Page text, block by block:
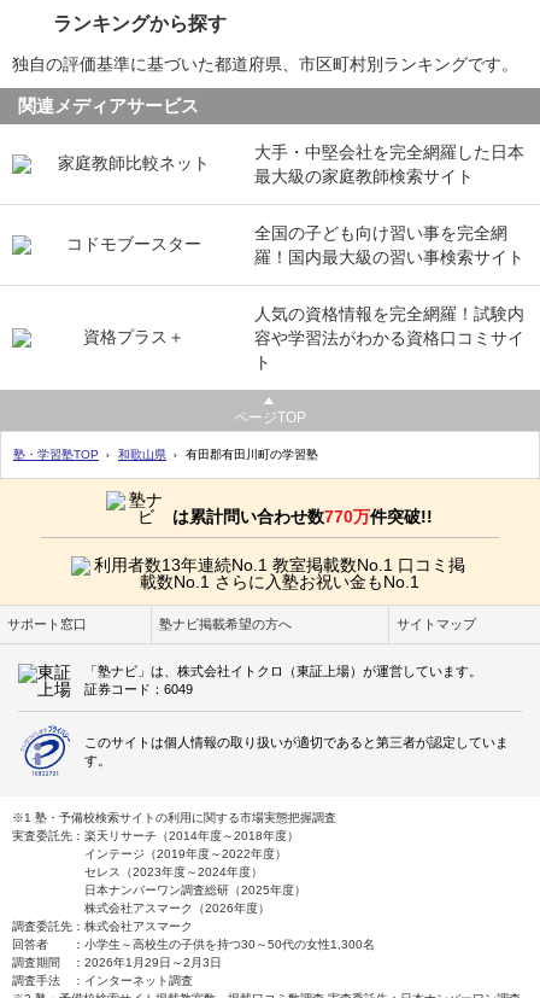
ランキングから探す
独自の評価基準に基づいた都道府県、市区町村別ランキングです。
関連メディアサービス
大手・中堅会社を完全網羅した日本
最大級の家庭教師検索サイト
全国の子ども向け習い事を完全網
羅！国内最大級の習い事検索サイト
人気の資格情報を完全網羅！試験内
容や学習法がわかる資格口コミサイ
ト
ページTOP
塾・学習塾TOP 和歌山県 有田郡有田川町の学習塾
は累計問い合わせ数770万件突破!!
サポート窓口 塾ナビ掲載希望の方へ サイトマップ
「塾ナビ」は、株式会社イトクロ（東証上場）が運営しています。
証券コード：6049
このサイトは個人情報の取り扱いが適切であると第三者が認定していま
す。
※1 塾・予備校検索サイトの利用に関する市場実態把握調査
実査委託先：楽天リサーチ（2014年度～2018年度）
インテージ（2019年度～2022年度）
セレス（2023年度～2024年度）
日本ナンバーワン調査総研（2025年度）
株式会社アスマーク（2026年度）
調査委託先：株式会社アスマーク
回答者 ：小学生～高校生の子供を持つ30～50代の女性1,300名
調査期間 ：2026年1月29日～2月3日
調査手法 ：インターネット調査